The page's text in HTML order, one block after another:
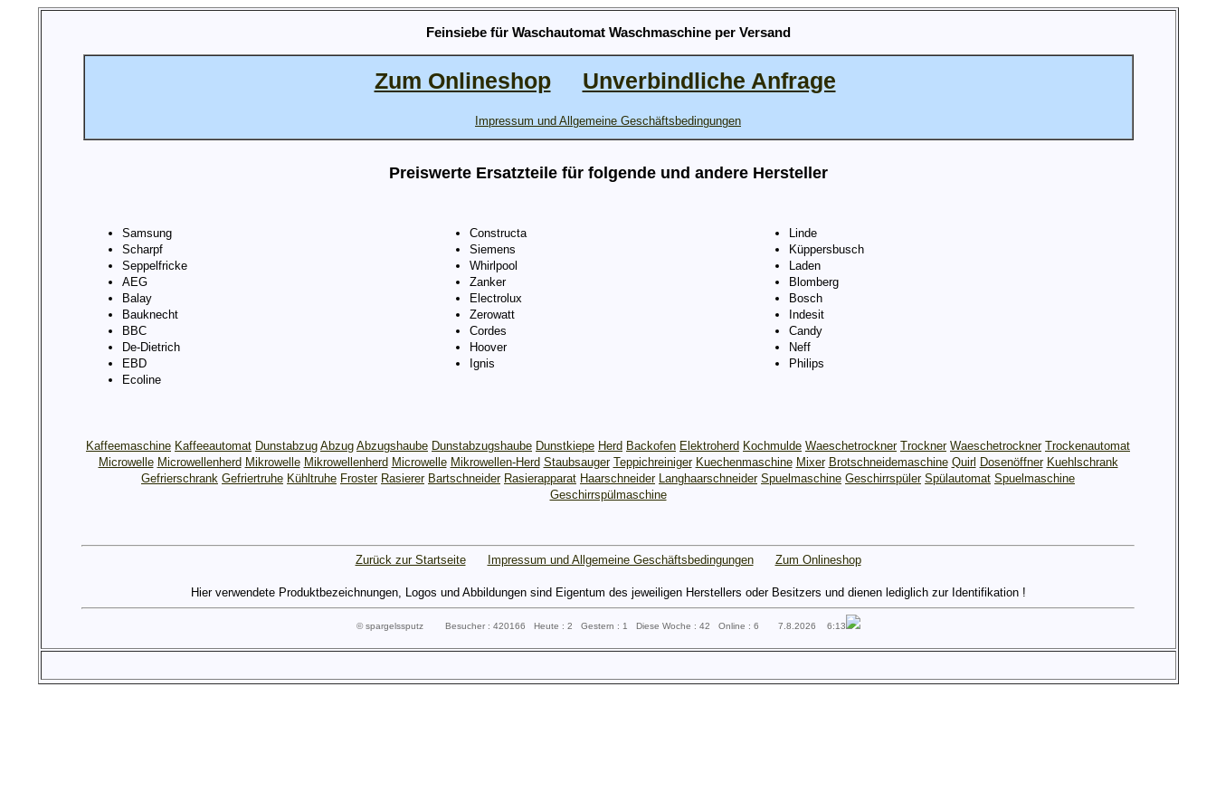
Feinsiebe für Waschautomat Waschmaschine per Versand
Zum Onlineshop Unverbindliche Anfrage
Impressum und Allgemeine Geschäftsbedingungen
Preiswerte Ersatzteile für folgende und andere Hersteller
Samsung
Scharpf
Seppelfricke
AEG
Balay
Bauknecht
BBC
De-Dietrich
EBD
Ecoline
Constructa
Siemens
Whirlpool
Zanker
Electrolux
Zerowatt
Cordes
Hoover
Ignis
Linde
Küppersbusch
Laden
Blomberg
Bosch
Indesit
Candy
Neff
Philips
Kaffeemaschine Kaffeeautomat Dunstabzug Abzug Abzugshaube Dunstabzugshaube Dunstkiepe Herd Backofen Elektroherd Kochmulde Waeschetrockner Trockner Waeschetrockner Trockenautomat
Microwelle Microwellenherd Mikrowelle Mikrowellenherd Microwelle Mikrowellen-Herd Staubsauger Teppichreiniger Kuechenmaschine Mixer Brotschneidemaschine Quirl Dosenöffner Kuehlschrank
Gefrierschrank Gefriertruhe Kühltruhe Froster Rasierer Bartschneider Rasierapparat Haarschneider Langhaarschneider Spuelmaschine Geschirrspüler Spülautomat Spuelmaschine
Geschirrspülmaschine
Zurück zur Startseite Impressum und Allgemeine Geschäftsbedingungen Zum Onlineshop
Hier verwendete Produktbezeichnungen, Logos und Abbildungen sind Eigentum des jeweiligen Herstellers oder Besitzers und dienen lediglich zur Identifikation !
© spargelssputz Besucher : 420166 Heute : 2 Gestern : 1 Diese Woche : 42 Online : 6 7.8.2026 6:13